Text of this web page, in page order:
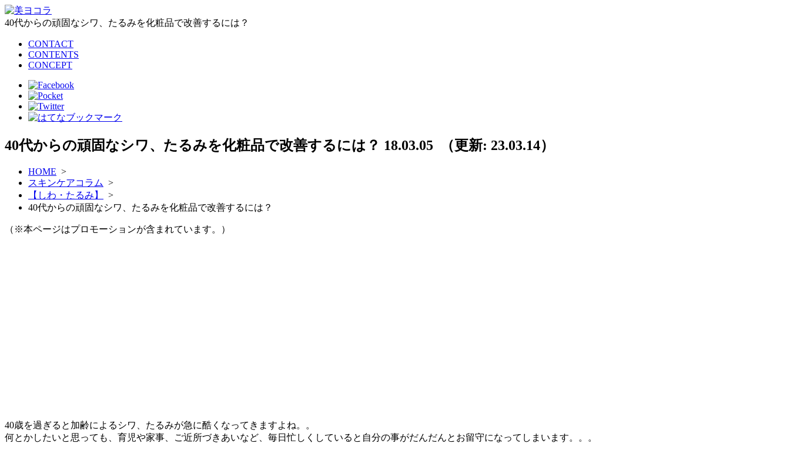
40代からの頑固なシワ、たるみを化粧品で改善するには？
CONTACT
CONTENTS
CONCEPT
40代からの頑固なシワ、たるみを化粧品で改善するには？ 18.03.05 （更新: 23.03.14）
HOME >
スキンケアコラム >
【しわ・たるみ】
>
40代からの頑固なシワ、たるみを化粧品で改善するには？
（※本ページはプロモーションが含まれています。）
40歳を過ぎると加齢によるシワ、たるみが急に酷くなってきますよね。。
何とかしたいと思っても、育児や家事、ご近所づきあいなど、毎日忙しくしていると自分の事がだんだんとお留守になってしまいます。。。